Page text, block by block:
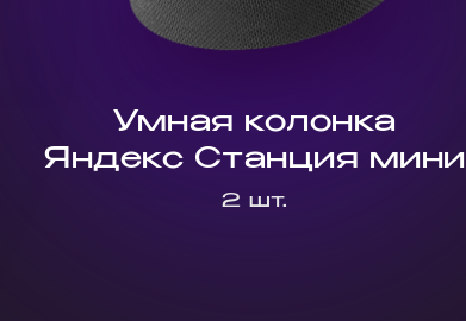
Умная колонка
Яндекс Станция мини
2 шт.